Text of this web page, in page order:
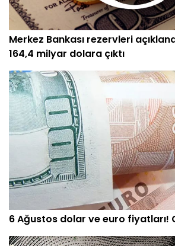
Merkez Bankası rezervleri
164,4 milyar dolara çıktı
6 Ağustos dolar ve euro fiyatları!